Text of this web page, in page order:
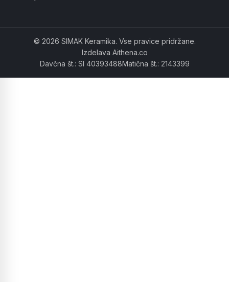
© 2026 SIMAK Keramika. Vse pravice pridržane.
Izdelava Aithena.co
Davčna št.: SI 40393488Matična št.: 2143399